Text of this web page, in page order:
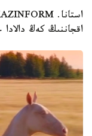
اقجاننىڭ كەڭ